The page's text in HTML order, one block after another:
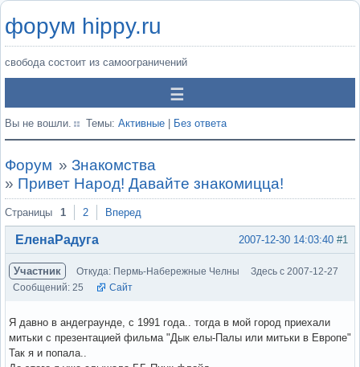
форум hippy.ru
свобода состоит из самоограничений
Вы не вошли. Темы: Активные Без ответа
Форум » Знакомства
» Привет Народ! Давайте знакомицца!
Страницы 1 2 Вперед
#1
2007-12-30 14:03:40
ЕленаРадуга
Участник Откуда: Пермь-Набережные Челны
Здесь с 2007-12-27
Сообщений: 25
Сайт
Я давно в андеграунде, с 1991 года.. тогда в мой город приехали
митьки с презентацией фильма "Дык елы-Палы или митьки в Европе"
Так я и попала..